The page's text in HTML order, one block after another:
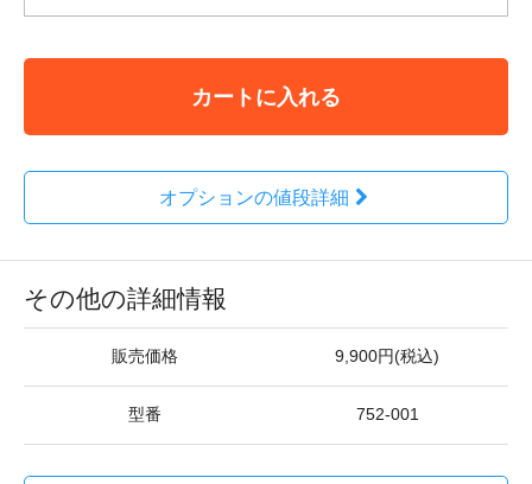
カートに入れる
オプションの値段詳細
その他の詳細情報
販売価格 9,900円(税込)
型番 752-001